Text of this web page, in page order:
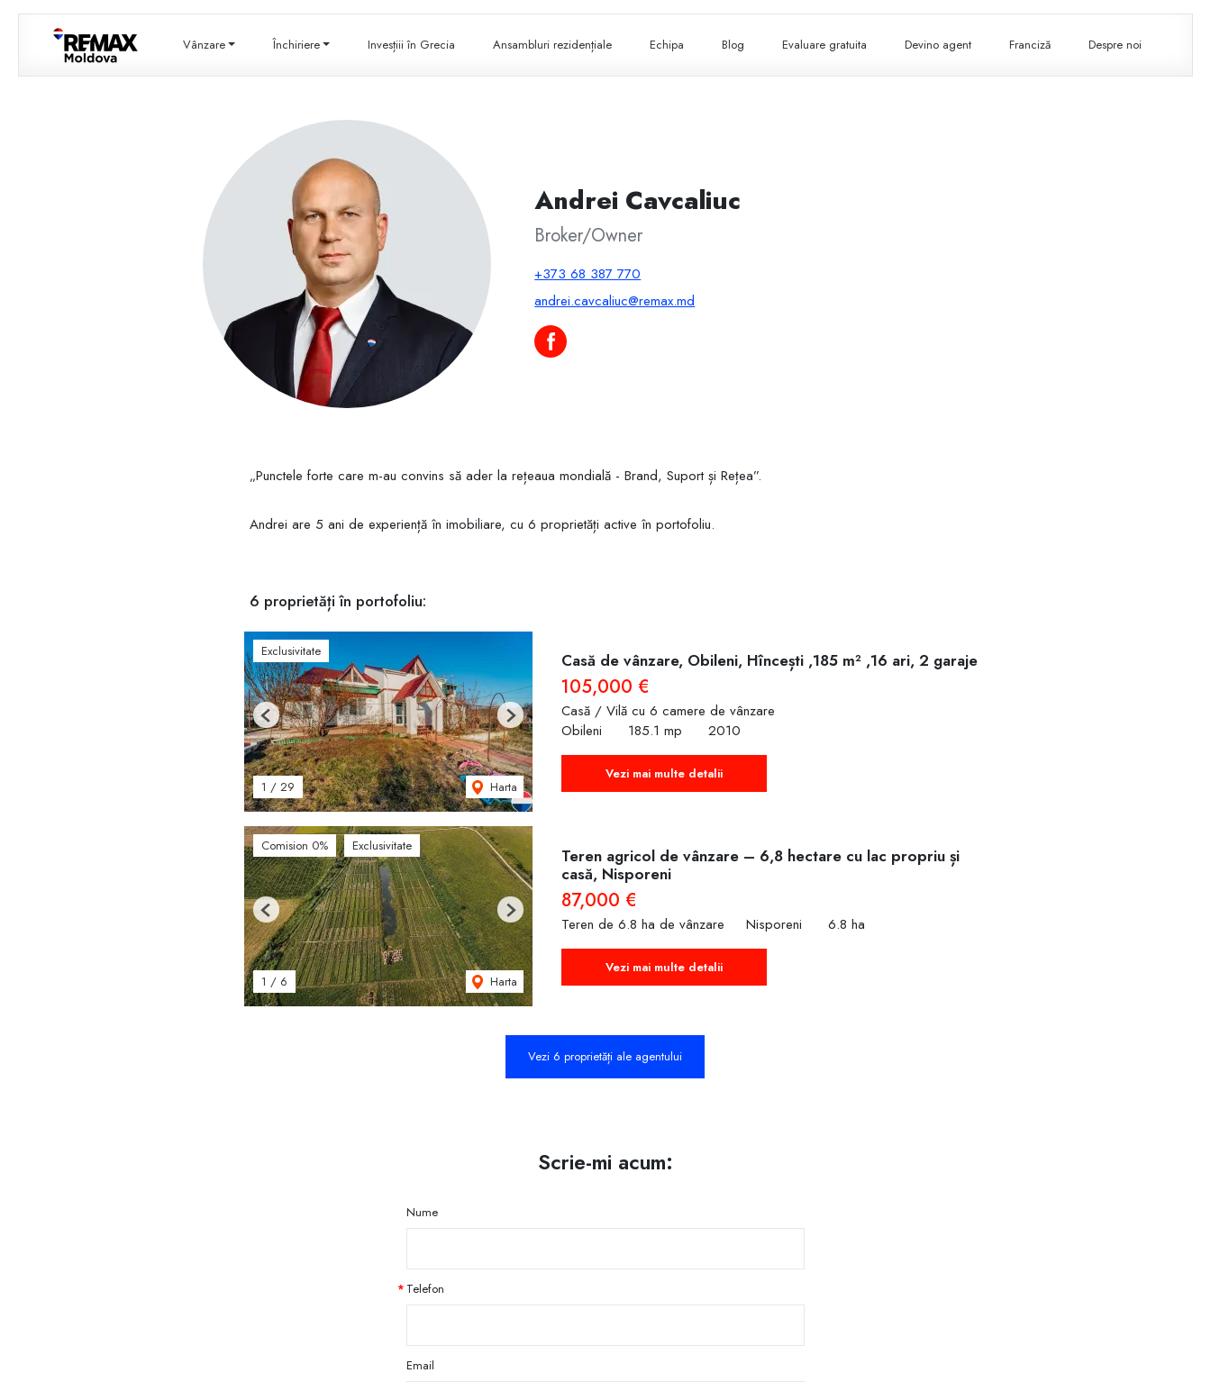
Vânzare Închiriere Invesțiii în Grecia Ansambluri rezidențiale Echipa Blog Evaluare gratuita Devino agent Franciză Despre noi
Andrei Cavcaliuc
Broker/Owner
+373 68 387 770
andrei.cavcaliuc@remax.md
Andrei Cavcaliuc pe Facebook
„Punctele forte care m-au convins să ader la rețeaua mondială - Brand, Suport și Rețea”.
Andrei are 5 ani de experiență în imobiliare, cu 6 proprietăți active în portofoliu.
6 proprietăți în portofoliu:
Exclusivitate
1 /29 Harta
Previous Next
Casă de vânzare, Obileni, Hîncești ,185 m² ,16 ari, 2 garaje
105,000 €
Casă / Vilă cu 6 camere de vânzare
Obileni
185.1 mp 2010
Vezi mai multe detalii
Comision 0% Exclusivitate
1 / 6 Harta
Previous Next
Teren agricol de vânzare – 6,8 hectare cu lac propriu și
casă, Nisporeni
87,000 €
Teren de 6.8 ha de vânzare Nisporeni 6.8 ha
Vezi mai multe detalii
Vezi 6 proprietăți ale agentului
Scrie-mi acum:
Nume
Telefon
Email